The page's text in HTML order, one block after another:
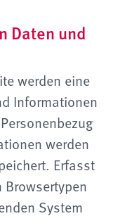
Daten und
werden eine
Informationen
werden
Erfasst
System